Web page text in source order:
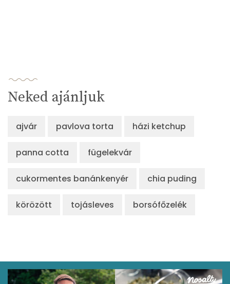
Neked ajánljuk
ajvár pavlova torta házi ketchup
panna cotta fügelekvár
cukormentes banánkenyér chia puding
körözött tojásleves borsófőzelék